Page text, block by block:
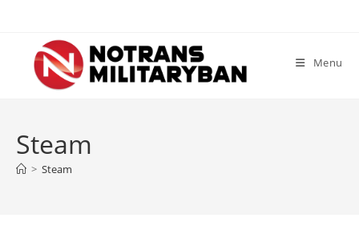
content
Menu
Steam
> Steam